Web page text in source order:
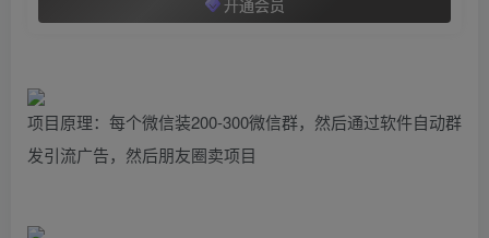
项目原理：每个微信装200-300微信群，然后通过软件自动群
发引流广告，然后朋友圈卖项目